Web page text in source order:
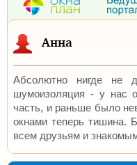
Анна
Абсолютно нигде не
шумоизоляция - у нас
часть, и раньше было
окнами теперь тишина.
всем друзьям и